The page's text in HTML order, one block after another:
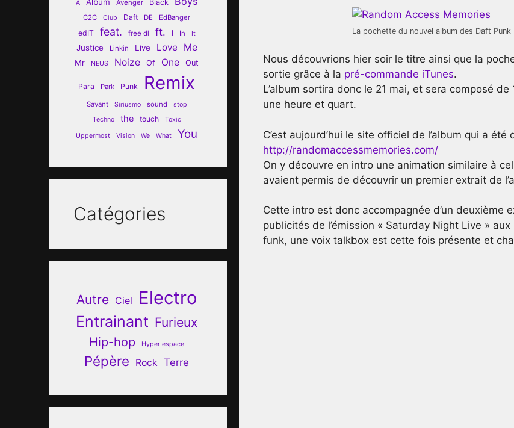
La pochette du nouvel album des Daft Punk
Nous découvrions hier soir le titre ainsi que la
sortie grâce à la pré-commande iTunes.
L’album sortira donc le 21 mai, et sera composé
une heure et quart.
C’est aujourd’hui le site officiel de l’album qui a
http://randomaccessmemories.com/
On y découvre en intro une animation similaire à
avaient permis de découvrir un premier extrait de
Cette intro est donc accompagnée d’un deuxième
publicités de l’émission « Saturday Night Live »
funk, une voix talkbox est cette fois présente et
A Avenger Black
C2C Club Daft DE EdBanger
edIT feat. free dl ft. I In It
Justice Linkin Live Love Me
Mr NEUS Noize Of One Out
Para Park Punk Remix
Savant Siriusmo sound
stop
Techno
the touch Toxic
Uppermost Vision We What You
Catégories
Autre Ciel Electro
Entrainant Furieux
Hip-hop Hyper espace
Pépère Rock Terre